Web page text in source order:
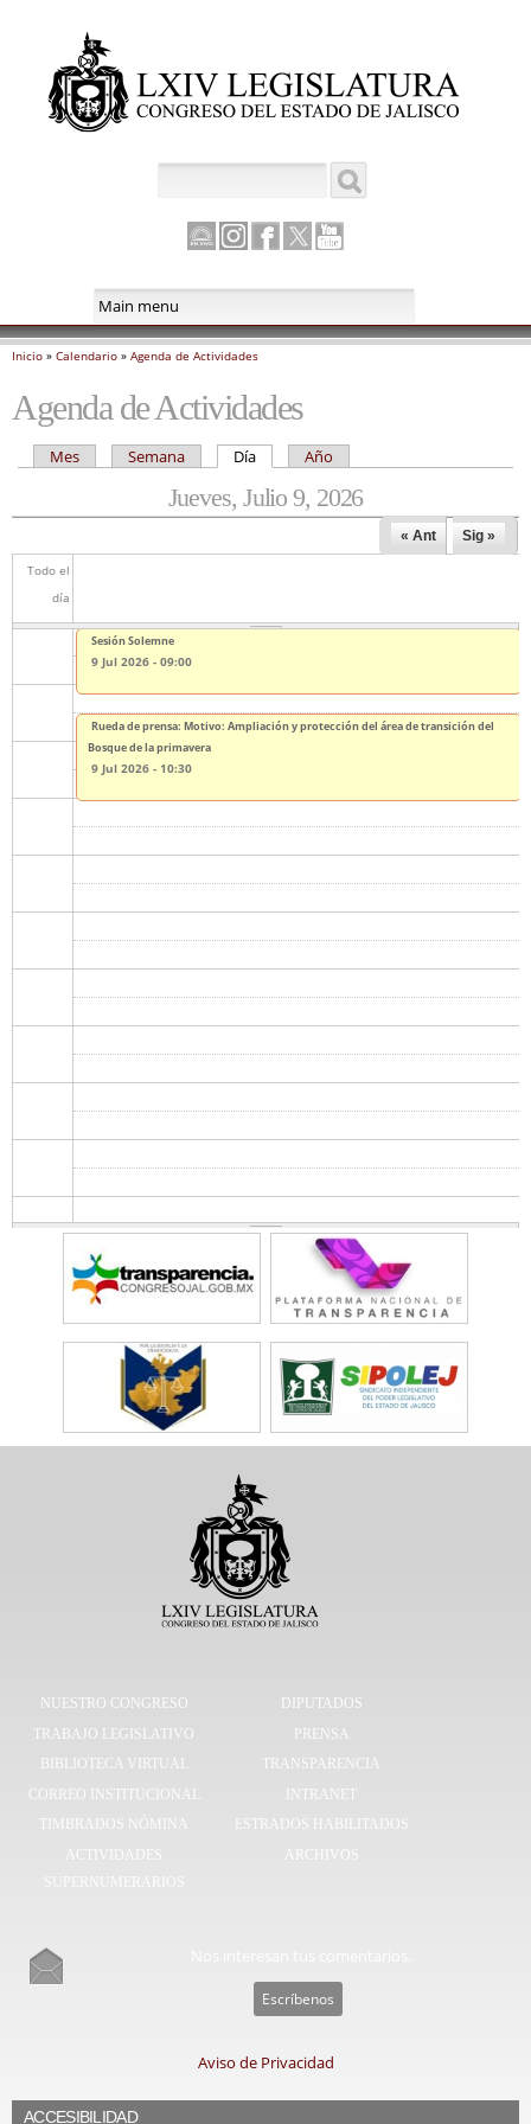
principal
Canal
Instagram
Facebook
Twitter
Se encuentra usted aquí
Inicio » Calendario » Agenda de Actividades
Agenda de Actividades
Solapas principales
Mes Semana Día (solapa activa)
Año
Jueves, Julio 9, 2026
« Ant Sig »
Todo el
día
Antes de
Sesión Solemne
9 Jul 2026 - 09:00
Rueda de prensa: Motivo: Ampliación y protección del área de transición del
Bosque de la primavera
9 Jul 2026 - 10:30
NUESTRO CONGRESO
DIPUTADOS
TRABAJO LEGISLATIVO
PRENSA
BIBLIOTECA VIRTUAL
TRANSPARENCIA
CORREO INSTITUCIONAL
INTRANET
TIMBRADOS NÓMINA
ESTRADOS HABILITADOS
ACTIVIDADES
SUPERNUMERARIOS
ARCHIVOS
Escríbenos
Aviso de Privacidad
ACCESIBILIDAD